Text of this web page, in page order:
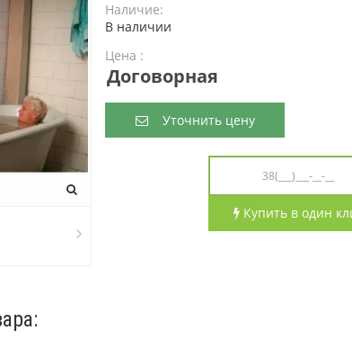
Наличие:
В наличии
Цена :
Договорная
Уточнить цену
Купить в один